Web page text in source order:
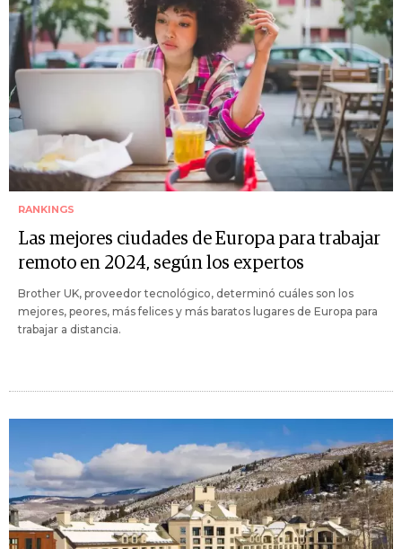
RANKINGS
Las mejores ciudades de Europa para trabajar
remoto en 2024, según los expertos
Brother UK, proveedor tecnológico, determinó cuáles son los
mejores, peores, más felices y más baratos lugares de Europa para
trabajar a distancia.